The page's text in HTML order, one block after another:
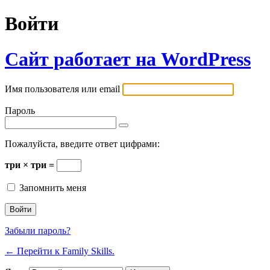
Войти
Сайт работает на WordPress
Имя пользователя или email
Пароль
Пожалуйста, введите ответ цифрами:
три × три =
Запомнить меня
Забыли пароль?
← Перейти к Family Skills.